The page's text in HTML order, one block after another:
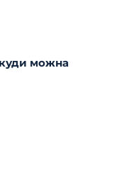
куди можна